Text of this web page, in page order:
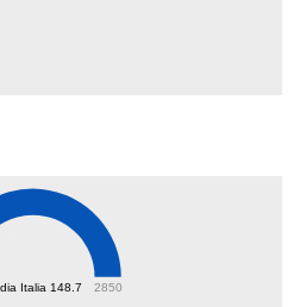
Italia 148.7 2850